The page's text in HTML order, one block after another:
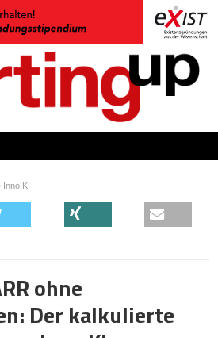
Inno KI
ohne
Der kalkulierte